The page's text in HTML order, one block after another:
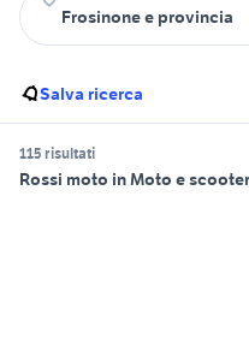
Salva ricerca
115 risultati
Rossi moto in Moto e